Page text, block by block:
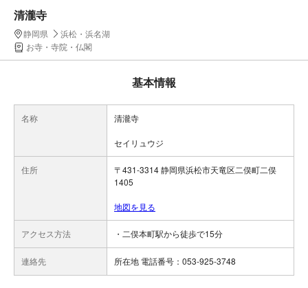
清瀧寺
静岡県
浜松・浜名湖
お寺・寺院・仏閣
基本情報
名称 清瀧寺
セイリュウジ
住所
〒431-3314 静岡県浜松市天竜区二俣町二俣
1405
地図を見る
アクセス方法 ・二俣本町駅から徒歩で15分
連絡先 所在地 電話番号：053-925-3748